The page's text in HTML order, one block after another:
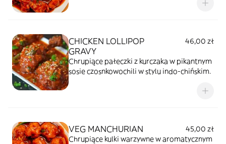
CHICKEN LOLLIPOP
GRAVY
46,00 zł
Chrupiące pałeczki z kurczaka w pikantnym
sosie czosnkowochili w stylu indo-chińskim.
VEG MANCHURIAN
45,00 zł
Chrupiące kulki warzywne w aromatycznym